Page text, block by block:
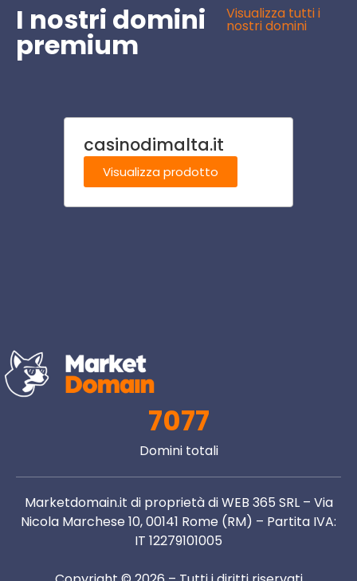
I nostri domini
premium
Visualizza tutti i
nostri domini
casinodimalta.it
Visualizza prodotto
7077
Domini totali
Marketdomain.it di proprietà di WEB 365 SRL – Via
Nicola Marchese 10, 00141 Rome (RM) – Partita IVA:
IT 12279101005